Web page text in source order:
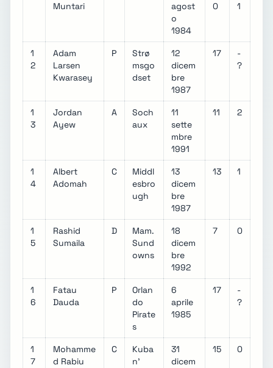
Muntari
agost
o
1984
0
1
1
2
Adam
Larsen
Kwarasey
P
Strø
msgo
dset
12
dicem
bre
1987
17
-
?
1
3
Jordan
Ayew
A
Soch
aux
11
sette
mbre
1991
11 2
1
4
Albert
Adomah
C
Middl
esbro
ugh
13
dicem
bre
1987
13 1
1
5
Rashid
Sumaila
D
Mam.
Sund
owns
18
dicem
bre
1992
7 0
1
6
Fatau
Dauda
P
Orlan
do
Pirate
s
6
aprile
1985
17
-
?
1
7
Mohamme
d Rabiu
C
Kuba
n'
31
dicem
15 0